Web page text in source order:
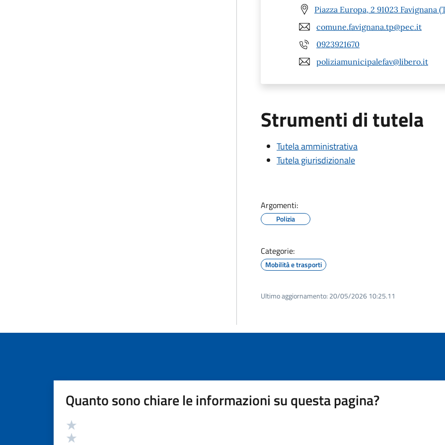
Piazza Europa, 2 91023 Favignana
comune.favignana.tp@pec.it
0923921670
poliziamunicipalefav@libero.it
Strumenti di tutela
Tutela amministrativa
Tutela giurisdizionale
Argomenti:
Polizia
Categorie:
Mobilità e trasporti
Ultimo aggiornamento: 20/05/2026 10:25.11
Quanto sono chiare le informazioni su questa pagina?
Valutazione